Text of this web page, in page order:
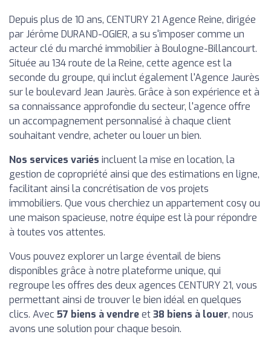
Depuis plus de 10 ans, CENTURY 21 Agence Reine, dirigée
par Jérôme DURAND-OGIER, a su s'imposer comme un
acteur clé du marché immobilier à Boulogne-Billancourt.
Située au 134 route de la Reine, cette agence est la
seconde du groupe, qui inclut également l'Agence Jaurès
sur le boulevard Jean Jaurès. Grâce à son expérience et à
sa connaissance approfondie du secteur, l'agence offre
un accompagnement personnalisé à chaque client
souhaitant vendre, acheter ou louer un bien.
Nos services variés incluent la mise en location, la
gestion de copropriété ainsi que des estimations en ligne,
facilitant ainsi la concrétisation de vos projets
immobiliers. Que vous cherchiez un appartement cosy ou
une maison spacieuse, notre équipe est là pour répondre
à toutes vos attentes.
Vous pouvez explorer un large éventail de biens
disponibles grâce à notre plateforme unique, qui
regroupe les offres des deux agences CENTURY 21, vous
permettant ainsi de trouver le bien idéal en quelques
clics. Avec57 biens à vendreet38 biens à louer, nous
avons une solution pour chaque besoin.